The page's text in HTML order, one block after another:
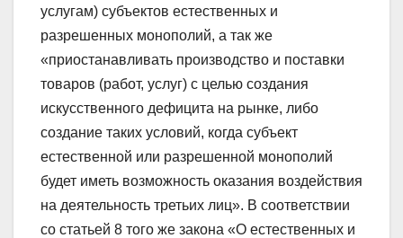
услугам) субъектов естественных и
разрешенных монополий, а так же
«приостанавливать производство и поставки
товаров (работ, услуг) с целью создания
искусственного дефицита на рынке, либо
создание таких условий, когда субъект
естественной или разрешенной монополий
будет иметь возможность оказания воздействия
на деятельность третьих лиц». В соответствии
со статьей 8 того же закона «О естественных и